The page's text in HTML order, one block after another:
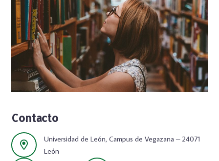
Contacto
Universidad de León, Campus de Vegazana – 24071
León